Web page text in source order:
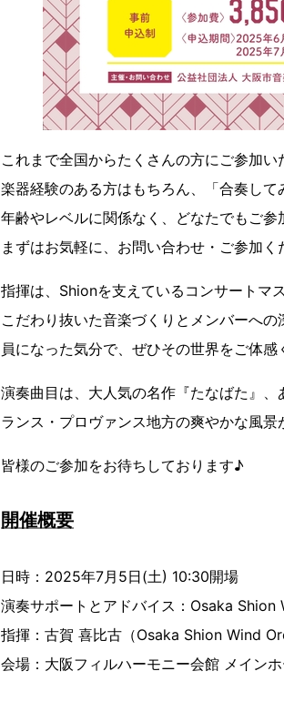
これまで全国からたくさんの方にご参加い
楽器経験のある方はもちろん、「合奏し
年齢やレベルに関係なく、どなたでもご参
まずはお気軽に、お問い合わせ・ご参加く
指揮は、Shionを支えているコンサートマ
こだわり抜いた音楽づくりとメンバーへ
員になった気分で、ぜひその世界をご体感
演奏曲目は、大人気の名作『たなばた』
ランス・プロヴァンス地方の爽やかな風
皆様のご参加をお待ちしております♪
開催概要
日時：2025年7月5日(土) 10:30開場
演奏サポートとアドバイス：Osaka
指揮：古賀 喜比古（Osaka Shion Wind
会場：大阪フィルハーモニー会館 メイン